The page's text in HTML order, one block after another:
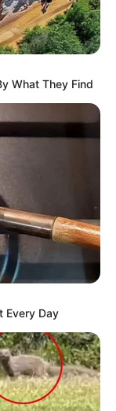
What They Find
Every Day